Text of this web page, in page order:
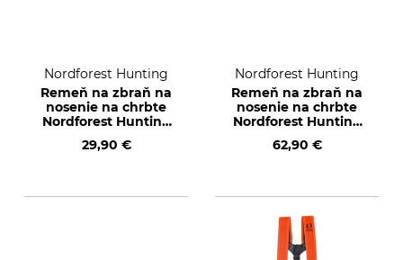
Nordforest Hunting
Remeň na zbraň na
nosenie na chrbte
Nordforest Hunting
29,90 €
Nordforest Hunting
Remeň na zbraň na
nosenie na chrbte
Nordforest Hunting
62,90 €